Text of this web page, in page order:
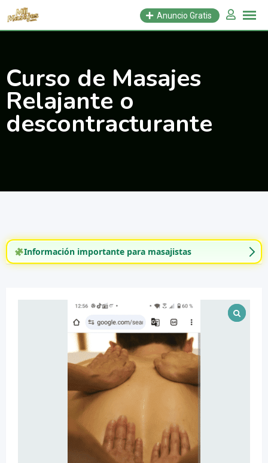
Saltar
Anuncio Gratis
Curso de Masajes
Relajante o
descontracturante
Información importante para masajistas